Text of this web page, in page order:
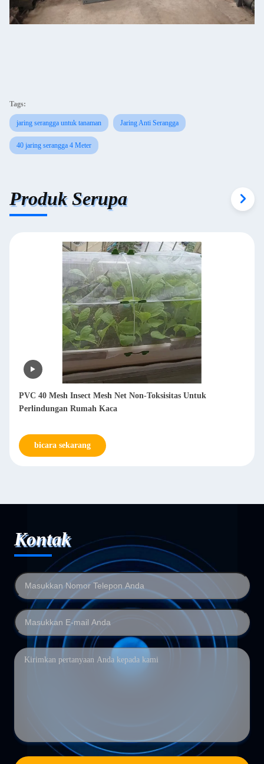
Tags:
jaring serangga untuk tanaman Jaring Anti Serangga
40 jaring serangga 4 Meter
Produk Serupa
PVC 40 Mesh Insect Mesh Net Non-Toksisitas Untuk
Perlindungan Rumah Kaca
bicara sekarang
Kontak